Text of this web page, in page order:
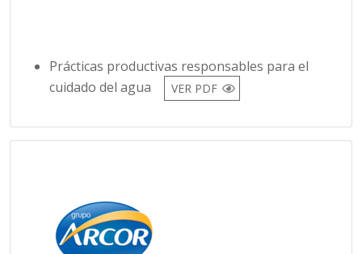
Prácticas productivas responsables para el
cuidado del agua
VER PDF